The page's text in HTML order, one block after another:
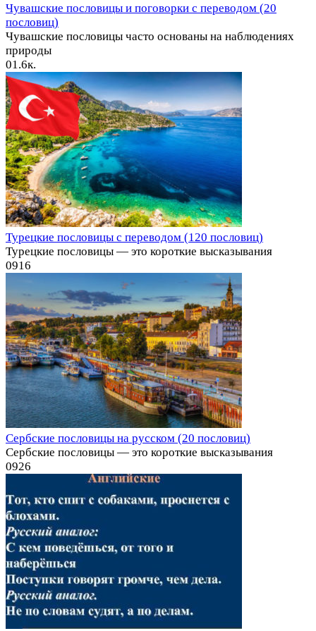
Чувашские пословицы и поговорки с переводом (20
пословиц)
Чувашские пословицы часто основаны на наблюдениях
природы
01.6к.
Турецкие пословицы с переводом (120 пословиц)
Турецкие пословицы — это короткие высказывания
0916
Сербские пословицы на русском (20 пословиц)
Сербские пословицы — это короткие высказывания
0926